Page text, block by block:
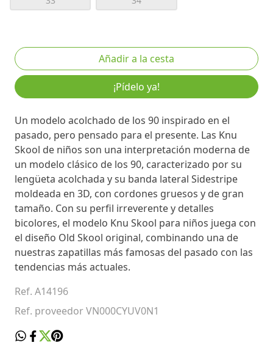
¡Pídelo ya!
Un modelo acolchado de los 90 inspirado en el
pasado, pero pensado para el presente. Las Knu
Skool de niños son una interpretación moderna de
un modelo clásico de los 90, caracterizado por su
lengüeta acolchada y su banda lateral Sidestripe
moldeada en 3D, con cordones gruesos y de gran
tamaño. Con su perfil irreverente y detalles
bicolores, el modelo Knu Skool para niños juega con
el diseño Old Skool original, combinando una de
nuestras zapatillas más famosas del pasado con las
tendencias más actuales.
Ref. A14196
Ref. proveedor VN000CYUV0N1